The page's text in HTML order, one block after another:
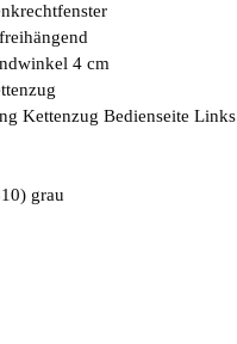
4 cm
Kettenzug Bedienseite Links
grau